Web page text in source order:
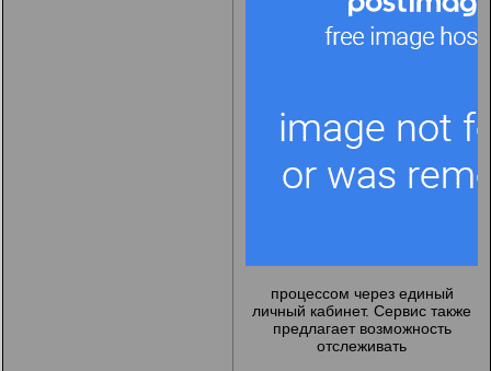
процессом через единый
личный кабинет. Сервис также
предлагает возможность
отслеживать